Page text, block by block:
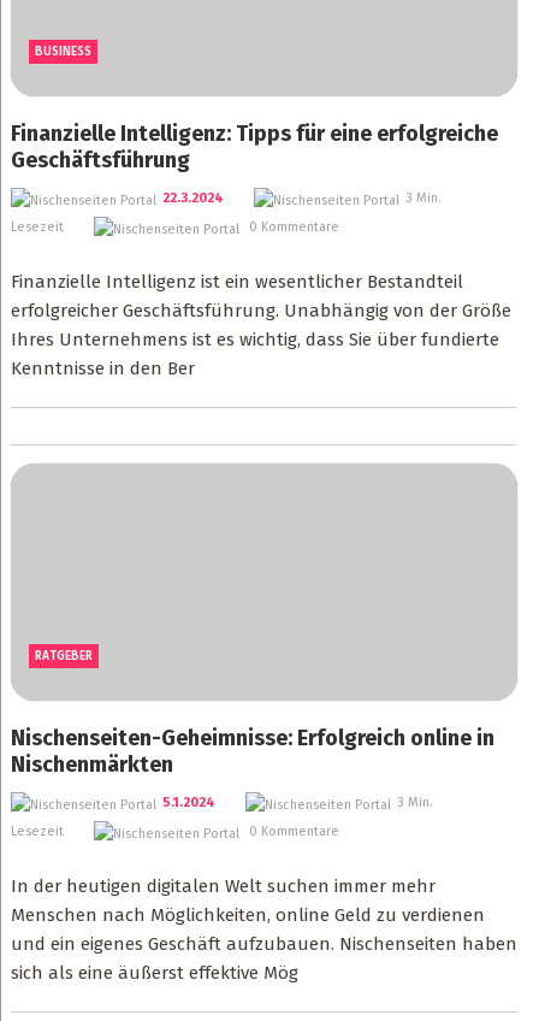
BUSINESS
Finanzielle Intelligenz: Tipps für eine erfolgreiche
Geschäftsführung
22.3.2024
3 Min.
Lesezeit
0 Kommentare
Finanzielle Intelligenz ist ein wesentlicher Bestandteil
erfolgreicher Geschäftsführung. Unabhängig von der Größe
Ihres Unternehmens ist es wichtig, dass Sie über fundierte
Kenntnisse in den Ber
RATGEBER
Nischenseiten-Geheimnisse: Erfolgreich online in
Nischenmärkten
5.1.2024
3 Min.
Lesezeit
0 Kommentare
In der heutigen digitalen Welt suchen immer mehr
Menschen nach Möglichkeiten, online Geld zu verdienen
und ein eigenes Geschäft aufzubauen. Nischenseiten haben
sich als eine äußerst effektive Mög